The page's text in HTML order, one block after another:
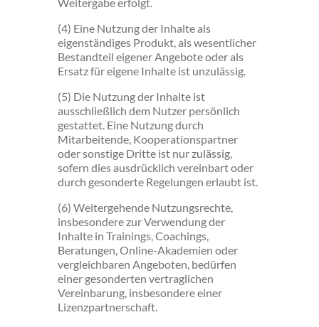
(4) Eine Nutzung der Inhalte als
eigenständiges Produkt, als wesentlicher
Bestandteil eigener Angebote oder als
Ersatz für eigene Inhalte ist unzulässig.
(5) Die Nutzung der Inhalte ist
ausschließlich dem Nutzer persönlich
gestattet. Eine Nutzung durch
Mitarbeitende, Kooperationspartner
oder sonstige Dritte ist nur zulässig,
sofern dies ausdrücklich vereinbart oder
durch gesonderte Regelungen erlaubt ist.
(6) Weitergehende Nutzungsrechte,
insbesondere zur Verwendung der
Inhalte in Trainings, Coachings,
Beratungen, Online-Akademien oder
vergleichbaren Angeboten, bedürfen
einer gesonderten vertraglichen
Vereinbarung, insbesondere einer
Lizenzpartnerschaft.